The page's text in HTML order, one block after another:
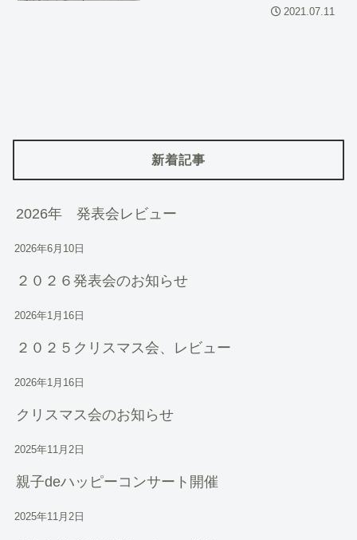
2021.07.11
新着記事
2026年 発表会レビュー
2026年6月10日
２０２６発表会のお知らせ
2026年1月16日
２０２５クリスマス会、レビュー
2026年1月16日
クリスマス会のお知らせ
2025年11月2日
親子deハッピーコンサート開催
2025年11月2日